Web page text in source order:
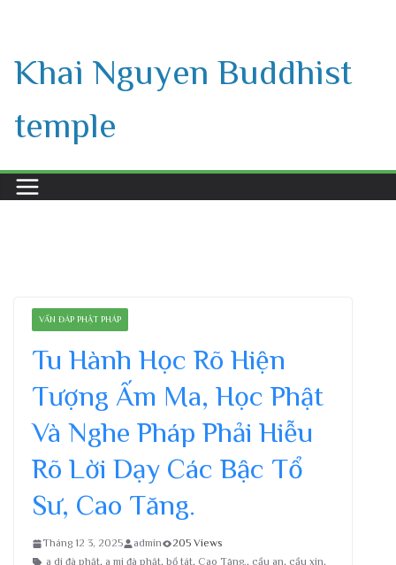
content
Khai Nguyen Buddhist
temple
VẤN ĐÁP PHẬT PHÁP
Tu Hành Học Rõ Hiện
Tượng Ấm Ma, Học Phật
Và Nghe Pháp Phải Hiễu
Rõ Lời Dạy Các Bậc Tổ
Sư, Cao Tăng.
Tháng 12 3, 2025 admin
205 Views
a di đà phật, a mi đà phật, bồ tát, Cao Tăng., cầu an, cầu xin,